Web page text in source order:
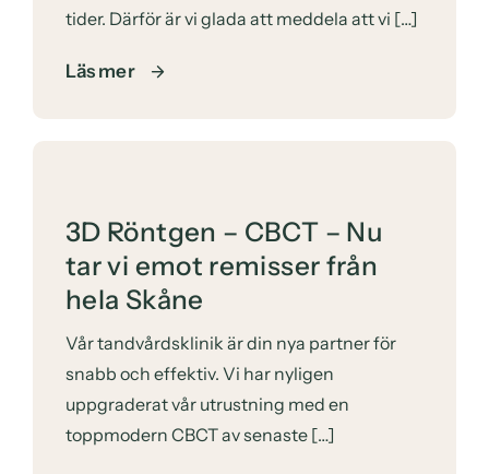
tider. Därför är vi glada att meddela att vi […]
Läs mer
3D Röntgen – CBCT – Nu
tar vi emot remisser från
hela Skåne
Vår tandvårdsklinik är din nya partner för
snabb och effektiv. Vi har nyligen
uppgraderat vår utrustning med en
toppmodern CBCT av senaste […]